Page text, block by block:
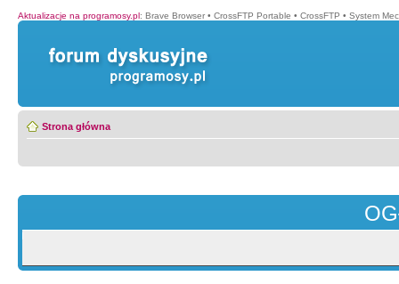
Aktualizacje na programosy.pl: Brave Browser • CrossFTP Portable • CrossFTP • System
Strona główna